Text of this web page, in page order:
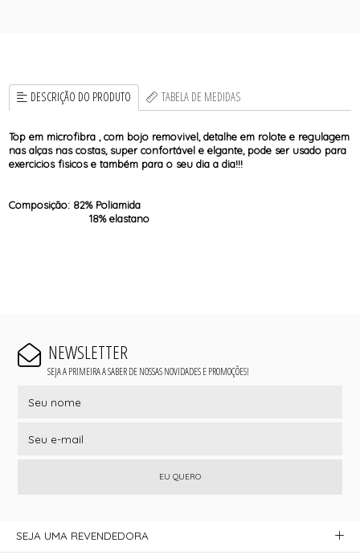
DESCRIÇÃO DO PRODUTO TABELA DE MEDIDAS
Top em microfibra , com bojo removivel, detalhe em rolote e regulagem
nas alças nas costas, super confortável e elgante, pode ser usado para
exercicios fisicos e também para o seu dia a dia!!!
Composição: 82% Poliamida
18% elastano
NEWSLETTER
SEJA A PRIMEIRA A SABER DE NOSSAS NOVIDADES E PROMOÇÕES!
EU QUERO
SEJA UMA REVENDEDORA